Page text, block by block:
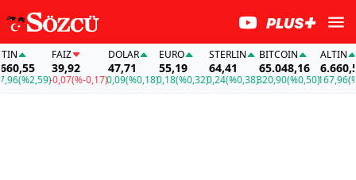
(%2,59)
FAİZ
39,92
-0,07(%-0,17)
DOLAR
47,71
0,09(%0,18)
EURO
55,19
0,18(%0,32)
STERLIN
64,41
0,24(%0,38)
BITCOIN
65.048,16
320,90(%0,50)
ALTIN
6.660,55
167,96